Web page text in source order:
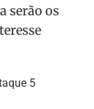
serão os